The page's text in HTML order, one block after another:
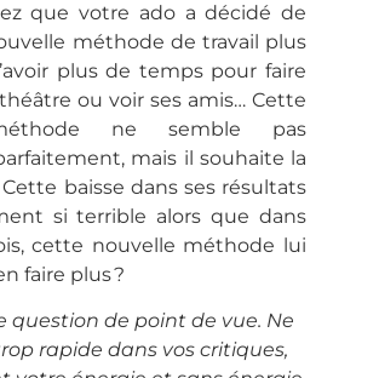
que votre ado a décidé de
méthode de travail plus
plus de temps pour faire
ou voir ses amis… Cette
ne semble pas
mais il souhaite la
baisse dans ses résultats
si terrible alors que dans
cette nouvelle méthode lui
faire plus ?
question de point de vue. Ne
rapide dans vos critiques,